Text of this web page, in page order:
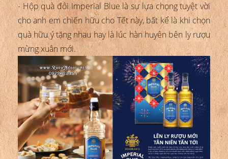
- Hộp quà đôi Imperial Blue là sự lựa chọng tuyệt vời
cho anh em chiến hữu cho Tết này, bất kể là khi chọn
quà hữu ý tặng nhau hay là lúc hàn huyên bên ly rượu
mừng xuân mới.